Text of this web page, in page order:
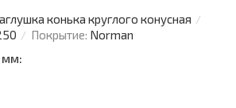
конька круглого конусная
Покрытие: Norman
мм: